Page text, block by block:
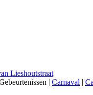
Lieshoutstraat
| Carnaval